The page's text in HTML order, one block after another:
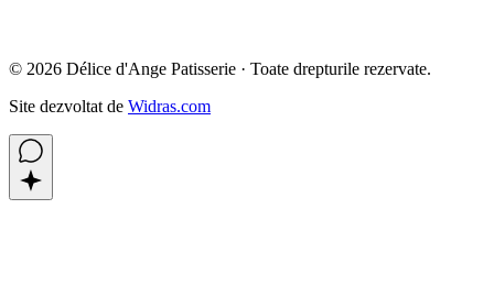
© 2026 Délice d'Ange Patisserie · Toate drepturile rezervate.
Site dezvoltat de Widras.com